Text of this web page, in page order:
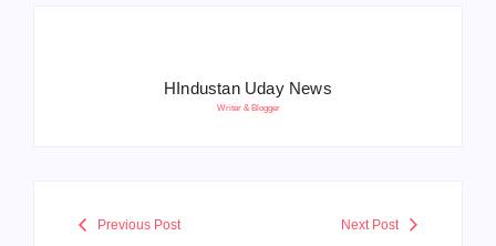
HIndustan Uday News
Writer & Blogger
Previous Post Next Post